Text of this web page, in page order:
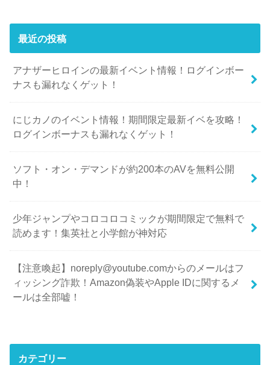
最近の投稿
アナザーヒロインの最新イベント情報！ログインボー
ナスも漏れなくゲット！
にじカノのイベント情報！期間限定最新イベを攻略！
ログインボーナスも漏れなくゲット！
ソフト・オン・デマンドが約200本のAVを無料公開
中！
少年ジャンプやコロコロコミックが期間限定で無料で
読めます！集英社と小学館が神対応
【注意喚起】noreply@youtube.comからのメールはフ
ィッシング詐欺！Amazon偽装やApple IDに関するメ
ールは全部嘘！
カテゴリー